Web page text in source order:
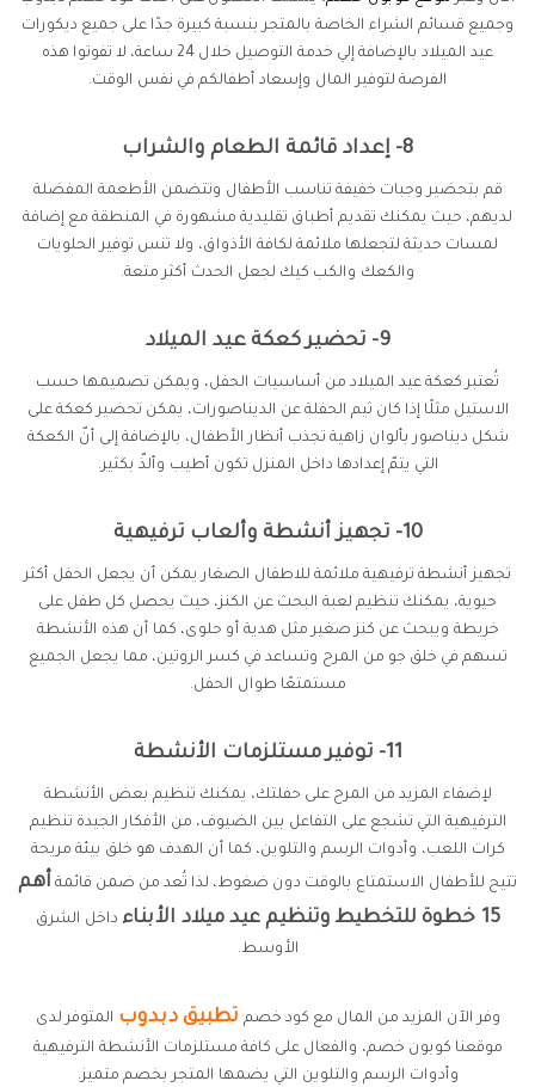
وجميع قسائم الشراء الخاصة بالمتجر بنسبة كبيرة جدًا على جميع ديكورات
عيد الميلاد بالإضافة إلي خدمة التوصيل خلال 24 ساعة، لا تفوتوا هذه
الفرصة لتوفير المال وإسعاد أطفالكم في نفس الوقت.
8- إعداد قائمة الطعام والشراب
قم بتحضير وجبات خفيفة تناسب الأطفال وتتضمن الأطعمة المفضلة
لديهم، حيث يمكنك تقديم أطباق تقليدية مشهورة في المنطقة مع إضافة
لمسات حديثة لتجعلها ملائمة لكافة الأذواق، ولا تنس توفير الحلويات
والكعك والكب كيك لجعل الحدث أكثر متعة.
9- تحضير كعكة عيد الميلاد
تُعتبر كعكة عيد الميلاد من أساسيات الحفل، ويمكن تصميمها حسب
الاستيل مثلًا إذا كان ثيم الحفلة عن الديناصورات، يمكن تحضير كعكة على
شكل ديناصور بألوان زاهية تجذب أنظار الأطفال، بالإضافة إلى أنّ الكعكة
التي يتمّ إعدادها داخل المنزل تكون أطيب وألذّ بكثير.
10- تجهيز أنشطة وألعاب ترفيهية
تجهيز أنشطة ترفيهية ملائمة للاطفال الصغار يمكن أن يجعل الحفل أكثر
حيوية، يمكنك تنظيم لعبة البحث عن الكنز، حيث يحصل كل طفل على
خريطة ويبحث عن كنز صغير مثل هدية أو حلوى، كما أن هذه الأنشطة
تسهم في خلق جو من المرح وتساعد في كسر الروتين، مما يجعل الجميع
مستمتعًا طوال الحفل.
11- توفير مستلزمات الأنشطة
لإضفاء المزيد من المرح على حفلتك، يمكنك تنظيم بعض الأنشطة
الترفيهية التي تشجع على التفاعل بين الضيوف، من الأفكار الجيدة تنظيم
كرات اللعب، وأدوات الرسم والتلوين، كما أن الهدف هو خلق بيئة مريحة
تتيح للأطفال الاستمتاع بالوقت دون ضغوط، لذا تُعد من ضمن قائمة أهم
15 خطوة للتخطيط وتنظيم عيد ميلاد الأبناء
داخل الشرق
الأوسط.
وفر الآن المزيد من المال مع كود خصم تطبيق دبدوب المتوفر لدى
موقعنا كوبون خصم، والفعال على كافة مستلزمات الأنشطة الترفيهية
وأدوات الرسم والتلوين التي يضمها المتجر بخصم متميز.